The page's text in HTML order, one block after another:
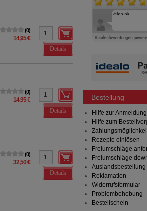
0
14,95 €
Details
0
14,95 €
Details
0
32,50 €
Details
Bestellung
Hilfe zur Anmeldung
Hilfe zum
Rezepte einlösen
Freiumschläge
Freiumschläge
Auslandsbestellung
Reklamation
Widerrufsformular
Problembehebung
Bestellschein